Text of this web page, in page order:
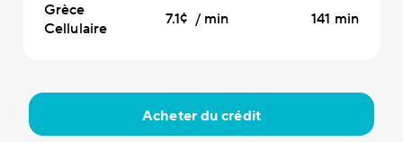
Grèce
Cellulaire
7.1¢ / min 141 min
Acheter du crédit